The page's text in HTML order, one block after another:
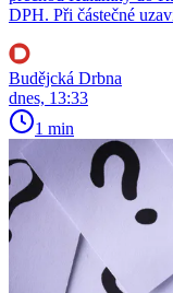
DPH. Při částečné
Budějcká Drbna
dnes, 13:33
1 min